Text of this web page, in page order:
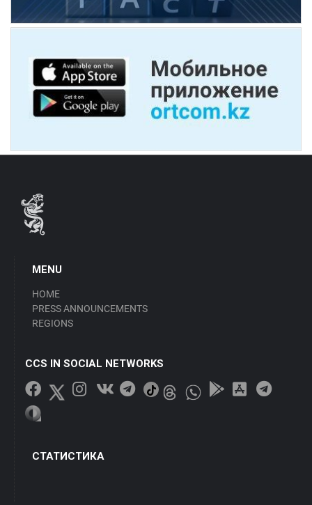
MENU
HOME
PRESS ANNOUNCEMENTS
REGIONS
CCS IN SOCIAL NETWORKS
СТАТИСТИКА